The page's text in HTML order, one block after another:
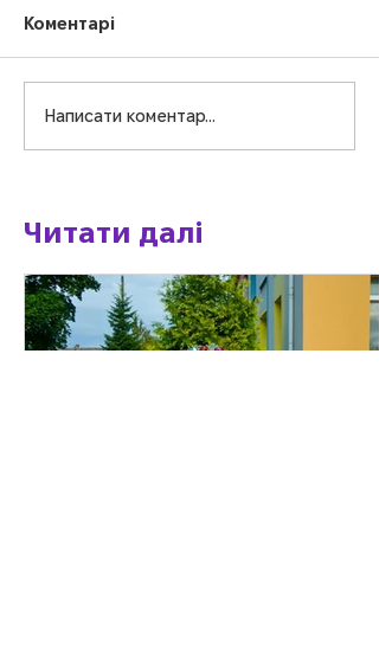
Креатив-драйв:
творимо та
Коментарі
Написати коментар...
Читати далі